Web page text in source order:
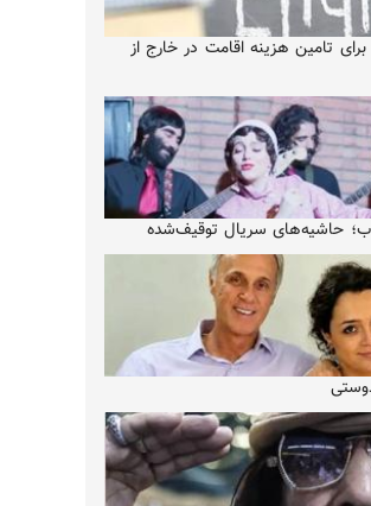
تامین هزینه اقامت در خارج از
حاشیه‌های سریال توقیف‌شده